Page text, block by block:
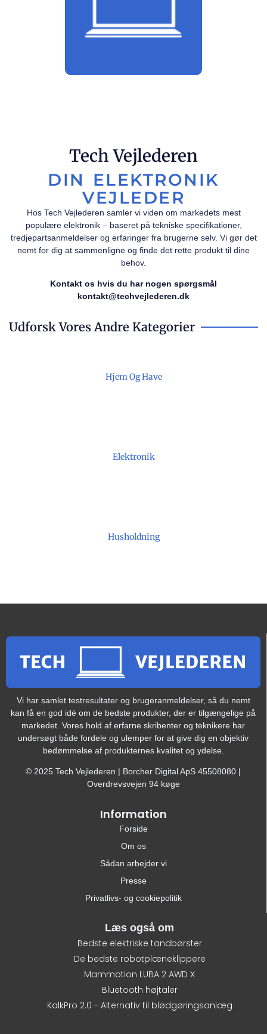
Tech Vejlederen
DIN ELEKTRONIK
VEJLEDER
Hos Tech Vejlederen samler vi viden om markedets mest
populære elektronik – baseret på tekniske specifikationer,
tredjepartsanmeldelser og erfaringer fra brugerne selv. Vi gør det
nemt for dig at sammenligne og finde det rette produkt til dine
behov.
Kontakt os hvis du har nogen spørgsmål
kontakt@techvejlederen.dk
Udforsk Vores Andre Kategorier
Hjem Og Have
Elektronik
Husholdning
Vi har samlet testresultater og brugeranmeldelser, så du nemt
kan få en god idé om de bedste produkter, der er tilgængelige på
markedet. Vores hold af erfarne skribenter og teknikere har
undersøgt både fordele og ulemper for at give dig en objektiv
bedømmelse af produkternes kvalitet og ydelse.
© 2025 Tech Vejlederen | Borcher Digital ApS 45508080 |
Overdrevsvejen 94 køge
Information
Forside
Om os
Sådan arbejder vi
Presse
Privatlivs- og cookiepolitik
Læs også om
Bedste elektriske tandbørster
De bedste robotplæneklippere
Mammotion LUBA 2 AWD X
Bluetooth højtaler
KalkPro 2.0 - Alternativ til blødgøringsanlæg